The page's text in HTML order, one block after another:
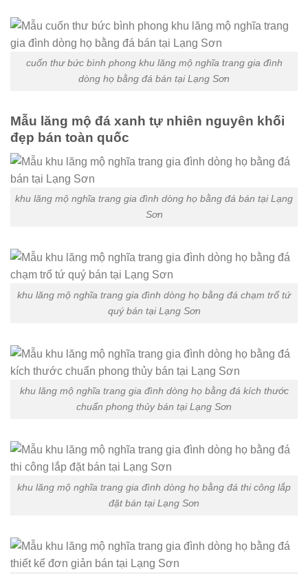
cuốn thư bức bình phong khu lăng mộ nghĩa trang gia đình
dòng họ bằng đá bán tại Lạng Sơn
Mẫu lăng mộ đá xanh tự nhiên nguyên khối
đẹp bán toàn quốc
khu lăng mộ nghĩa trang gia đình dòng họ bằng đá bán tại Lạng
Sơn
khu lăng mộ nghĩa trang gia đình dòng họ bằng đá chạm trổ tứ
quý bán tại Lạng Sơn
khu lăng mộ nghĩa trang gia đình dòng họ bằng đá kích thước
chuẩn phong thủy bán tại Lạng Sơn
khu lăng mộ nghĩa trang gia đình dòng họ bằng đá thi công lắp
đặt bán tại Lạng Sơn